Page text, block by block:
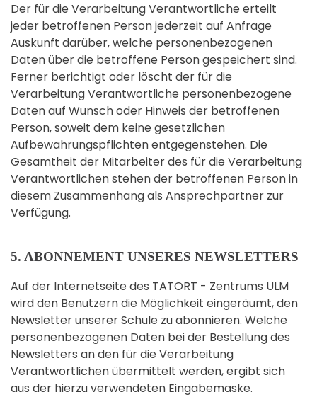
Der für die Verarbeitung Verantwortliche erteilt
jeder betroffenen Person jederzeit auf Anfrage
Auskunft darüber, welche personenbezogenen
Daten über die betroffene Person gespeichert sind.
Ferner berichtigt oder löscht der für die
Verarbeitung Verantwortliche personenbezogene
Daten auf Wunsch oder Hinweis der betroffenen
Person, soweit dem keine gesetzlichen
Aufbewahrungspflichten entgegenstehen. Die
Gesamtheit der Mitarbeiter des für die Verarbeitung
Verantwortlichen stehen der betroffenen Person in
diesem Zusammenhang als Ansprechpartner zur
Verfügung.
5. ABONNEMENT UNSERES NEWSLETTERS
Auf der Internetseite des TATORT - Zentrums ULM
wird den Benutzern die Möglichkeit eingeräumt, den
Newsletter unserer Schule zu abonnieren. Welche
personenbezogenen Daten bei der Bestellung des
Newsletters an den für die Verarbeitung
Verantwortlichen übermittelt werden, ergibt sich
aus der hierzu verwendeten Eingabemaske.